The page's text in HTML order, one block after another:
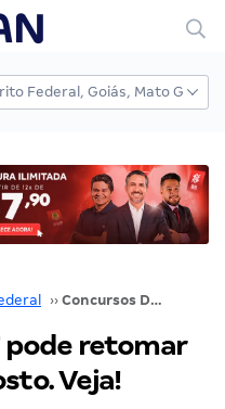
›› Concursos DF: GDF pode retomar nomeações em agosto. Veja!
pode retomar
Veja!